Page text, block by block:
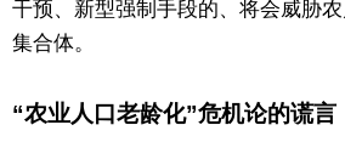
干预、新型强制手段的、将会威胁
集合体。
“农业人口老龄化”危机论的谎言